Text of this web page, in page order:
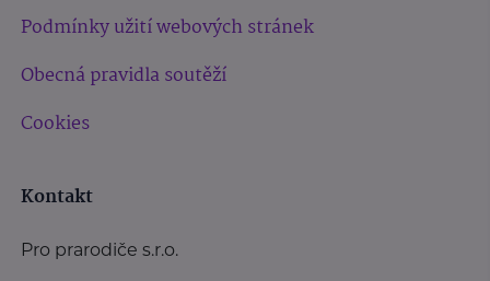
Podmínky užití webových stránek
Obecná pravidla soutěží
Cookies
Kontakt
Pro prarodiče s.r.o.